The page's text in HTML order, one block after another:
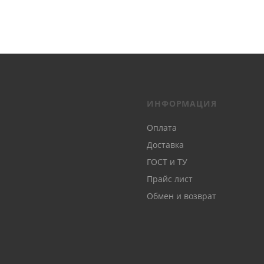
ИНФОРМАЦИЯ
Оплата
Доставка
ГОСТ и ТУ
Прайс лист
Обмен и возврат